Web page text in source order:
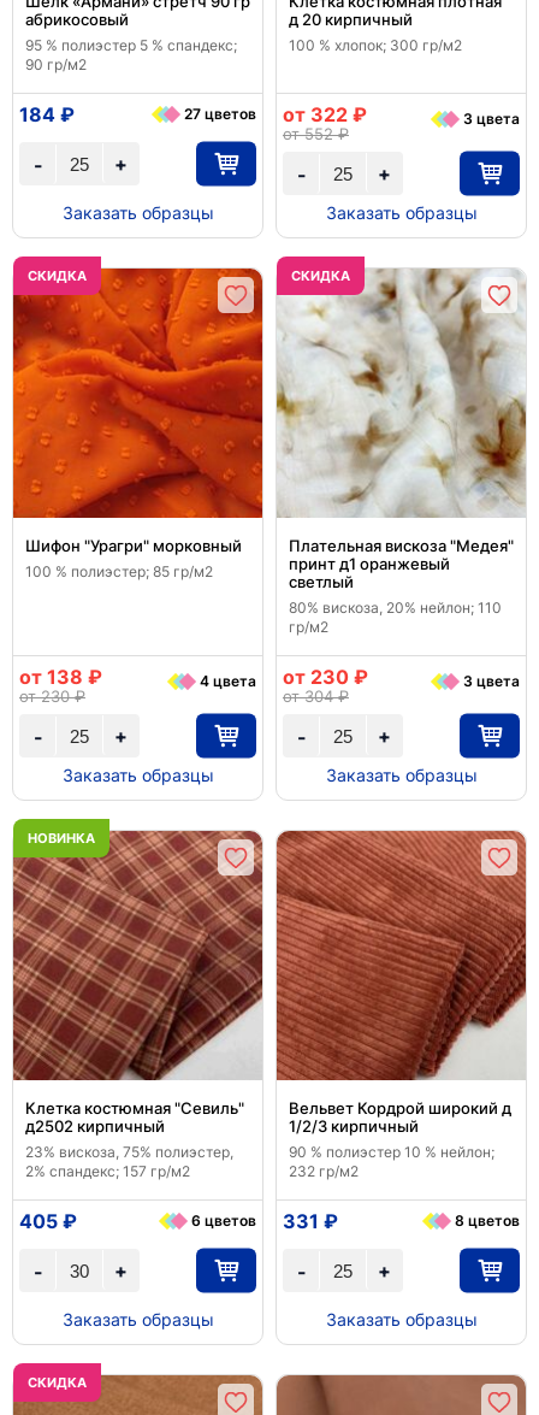
абрикосовый
95 % полиэстер 5 % спандекс;
90 гр/м2
+
-
184 ₽ 27 цветов
Заказать образцы
д 20 кирпичный
100 % хлопок; 300 гр/м2
+
-
от 322 ₽
от 552 ₽
3 цвета
Заказать образцы
CКИДКА
Шифон "Урагри" морковный
100 % полиэстер; 85 гр/м2
+
-
от 138 ₽
от 230 ₽
4 цвета
Заказать образцы
CКИДКА
Плательная вискоза "Медея"
принт д1 оранжевый
светлый
80% вискоза, 20% нейлон; 110
гр/м2
+
-
от 230 ₽
от 304 ₽
3 цвета
Заказать образцы
НОВИНКА
Клетка костюмная "Севиль"
д2502 кирпичный
23% вискоза, 75% полиэстер,
2% спандекс; 157 гр/м2
+
-
405 ₽ 6 цветов
Заказать образцы
Вельвет Кордрой широкий д
1/2/3 кирпичный
90 % полиэстер 10 % нейлон;
232 гр/м2
+
-
331 ₽ 8 цветов
Заказать образцы
CКИДКА